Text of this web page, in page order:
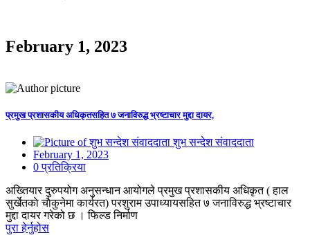
February 1, 2023
प्रमुख प्रशासकीय अधिकृतसहित ७ जनाविरुद्ध भ्रष्टाचार मुद्दा दायर,
शुभ सन्देश संवाददाता
February 1, 2023
0 प्रतिक्रिया
अख्तियार दुरुपयोग अनुसन्धान आयोगले प्रमुख प्रशासकीय अधिकृत ( हाल
सुर्खेतकाे चाैकुनेमा कार्यरत) परशुराम उपाध्यायसहित ७ जनाविरुद्ध भ्रष्टाचार
मुद्दा दायर गरेको छ । फिल्ड निर्माण
पुरा हेर्नुहोस